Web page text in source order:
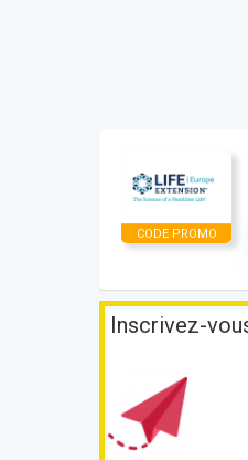
CODE PROMO
Inscrivez-